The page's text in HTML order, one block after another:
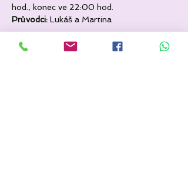
hod., konec ve 22:00 hod.
Průvodci: Lukáš a Martina
Sdílet událost